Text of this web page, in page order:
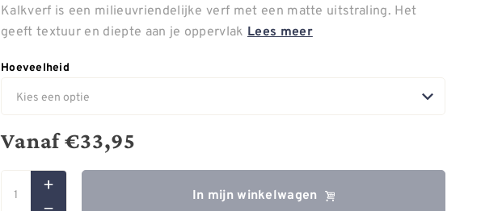
Kalkverf is een milieuvriendelijke verf met een matte uitstraling. Het
geeft textuur en diepte aan je oppervlak Lees meer
Hoeveelheid
Vanaf€33,95
In mijn winkelwagen